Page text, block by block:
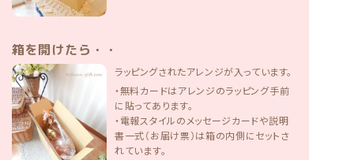
箱を開けたら・・
ラッピングされたアレンジが入っています。
・無料カードはアレンジのラッピング手前
に貼ってあります。
・電報スタイルのメッセージカードや説明
書一式（お届け票）は箱の内側にセットさ
れています。